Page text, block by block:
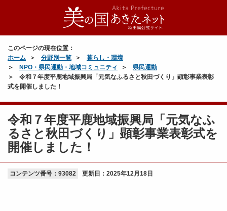
このページの現在位置：
ホーム
分野別一覧
暮らし・環境
NPO・県民運動・地域コミュニティ
県民運動
令和７年度平鹿地域振興局「元気なふるさと秋田づくり」顕彰事業表彰
式を開催しました！
令和７年度平鹿地域振興局「元気なふ
るさと秋田づくり」顕彰事業表彰式を
開催しました！
コンテンツ番号：93082 更新日： 2025年12月18日